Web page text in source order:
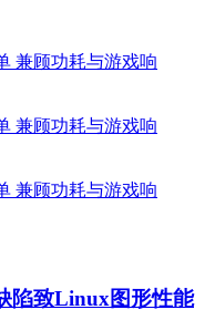
陷致Linux图形性能